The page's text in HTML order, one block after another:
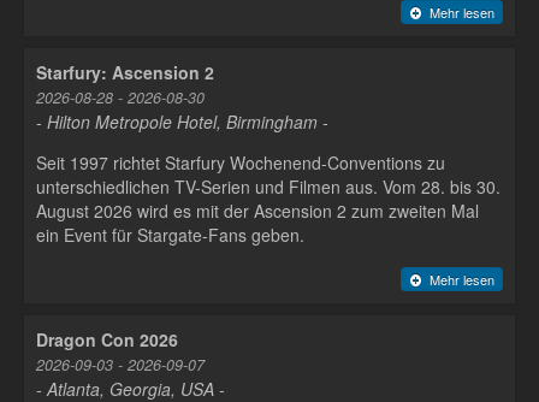
Mehr lesen
Starfury: Ascension 2
2026-08-28 - 2026-08-30
- Hilton Metropole Hotel, Birmingham -
Seit 1997 richtet Starfury Wochenend-Conventions zu
unterschiedlichen TV-Serien und Filmen aus. Vom 28. bis 30.
August 2026 wird es mit der Ascension 2 zum zweiten Mal
ein Event für Stargate-Fans geben.
Mehr lesen
Dragon Con 2026
2026-09-03 - 2026-09-07
- Atlanta, Georgia, USA -